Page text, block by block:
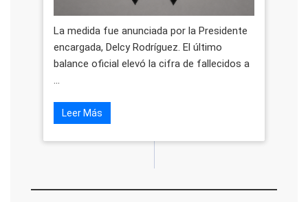
La medida fue anunciada por la Presidente
encargada, Delcy Rodríguez. El último
balance oficial elevó la cifra de fallecidos a
Leer Más